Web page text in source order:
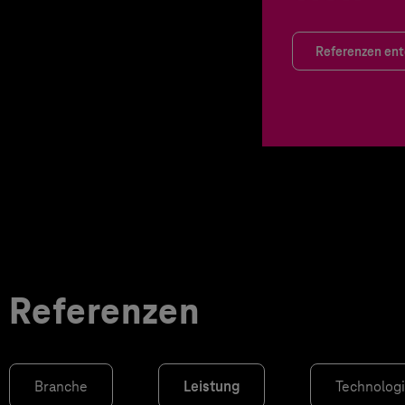
Referenzen
Referenzen
Branche Leistung